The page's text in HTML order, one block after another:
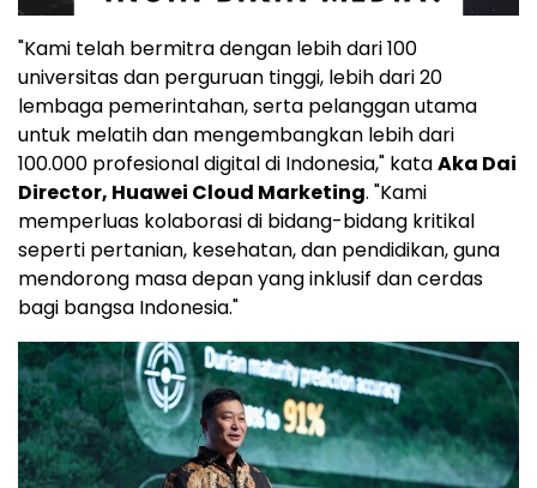
"Kami telah bermitra dengan lebih dari 100
universitas dan perguruan tinggi, lebih dari 20
lembaga pemerintahan, serta pelanggan utama
untuk melatih dan mengembangkan lebih dari
100.000 profesional digital di Indonesia," kataAka Dai
Director, Huawei Cloud Marketing. "Kami
memperluas kolaborasi di bidang-bidang kritikal
seperti pertanian, kesehatan, dan pendidikan, guna
mendorong masa depan yang inklusif dan cerdas
bagi bangsa Indonesia."